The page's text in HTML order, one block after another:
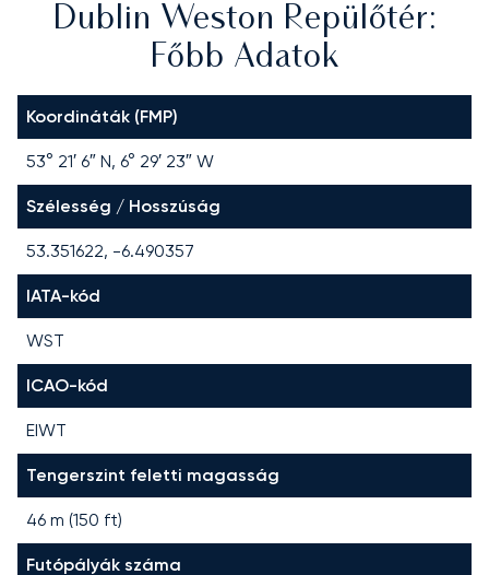
Dublin Weston Repülőtér:
Főbb Adatok
Koordináták (FMP)
53° 21′ 6″ N, 6° 29′ 23″ W
Szélesség / Hosszúság
53.351622, -6.490357
IATA-kód
WST
ICAO-kód
EIWT
Tengerszint feletti magasság
46 m (150 ft)
Futópályák száma